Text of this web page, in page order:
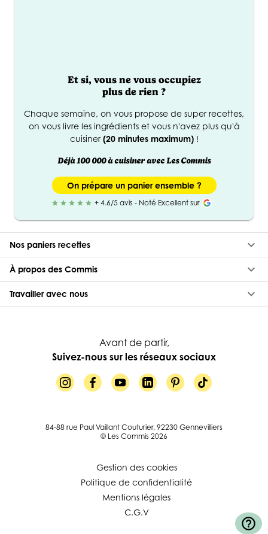
Offerts *
Et si, vous ne vous occupiez
plus de rien ?
Chaque semaine, on vous propose de super recettes,
on vous livre les ingrédients et vous n'avez plus qu'à
cuisiner(20 minutes maximum)!
Déjà 100 000 à cuisiner avec Les Commis
On prépare un panier ensemble ?
star star star star star + 4.6/5 avis - Noté Excellent sur
Nos paniers recettes keyboard_arrow_down
À propos des Commis keyboard_arrow_down
Travailler avec nous keyboard_arrow_down
Avant de partir,
Suivez-nous sur les réseaux sociaux
84-88 rue Paul Vaillant Couturier, 92230 Gennevilliers
© Les Commis 2026
Gestion des cookies
Politique de confidentialité
Mentions légales
C.G.V
help_outline